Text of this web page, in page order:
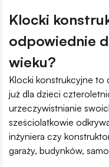
Klocki
odpowiednie
wieku?
Klocki konstrukcyjne to
już dla dzieci
urzeczywistnianie
sześciolatkowie
inżyniera czy
garaży, budynków,